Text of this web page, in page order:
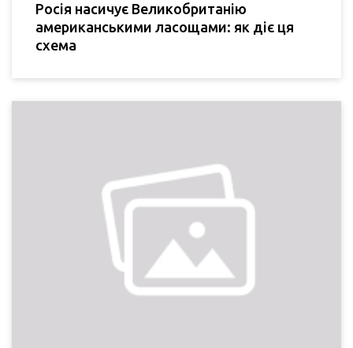
Росія насичує Великобританію
американськими ласощами: як діє ця
схема